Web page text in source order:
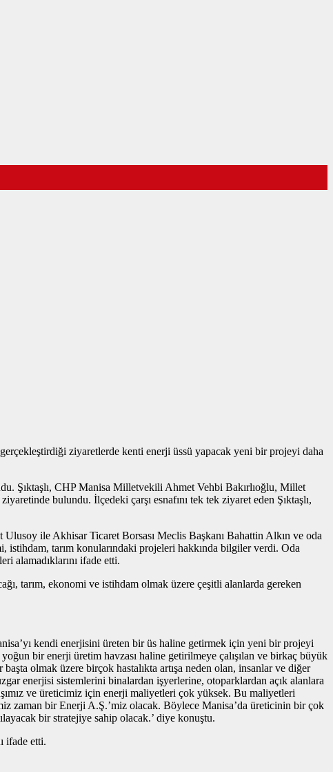
ziyaretlerde kenti enerji üssü yapacak yeni bir projeyi daha
Şıktaşlı, CHP Manisa Milletvekili Ahmet Vehbi Bakırlıoğlu, Millet
bulundu. İlçedeki çarşı esnafını tek tek ziyaret eden Şıktaşlı,
Ulusoy ile Akhisar Ticaret Borsası Meclis Başkanı Bahattin Alkın ve oda
tarım konularındaki projeleri hakkında bilgiler verdi. Oda
alamadıklarını ifade etti.
tarım, ekonomi ve istihdam olmak üzere çeşitli alanlarda gereken
kendi enerjisini üreten bir üs haline getirmek için yeni bir projeyi
yoğun bir enerji üretim havzası haline getirilmeye çalışılan ve birkaç büyük
olmak üzere birçok hastalıkta artışa neden olan, insanlar ve diğer
enerjisi sistemlerini binalardan işyerlerine, otoparklardan açık alanlara
ve üreticimiz için enerji maliyetleri çok yüksek. Bu maliyetleri
zaman bir Enerji A.Ş.’miz olacak. Böylece Manisa’da üreticinin bir çok
bir stratejiye sahip olacak.’ diye konuştu.
ifade etti.